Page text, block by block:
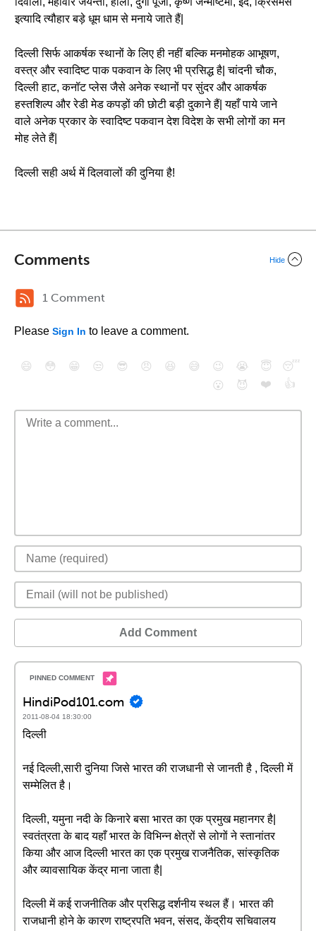
इत्यादि त्यौहार बड़े धूम धाम से मनाये जाते हैं|
दिल्ली सिर्फ आकर्षक स्थानों के लिए ही नहीं बल्कि मनमोहक आभूषण,
वस्त्र और स्वादिष्ट पाक पकवान के लिए भी प्रसिद्ध है| चांदनी चौक,
दिल्ली हाट, कनॉट प्लेस जैसे अनेक स्थानों पर सुंदर और आकर्षक
हस्तशिल्प और रेडी मेड कपड़ों की छोटी बड़ी दुकाने हैं| यहाँ पाये जाने
वाले अनेक प्रकार के स्वादिष्ट पकवान देश विदेश के सभी लोगों का मन
मोह लेते हैं|
दिल्ली सही अर्थ में दिलवालों की दुनिया है!
Comments Hide
1 Comment
Please Sign In to leave a comment.
😄 😳 😁 😒 😎 😠 😆 😅 😉 😭 😇
😴
😮
😈 ❤️ 👍
Add Comment
HindiPod101.com
2011-08-04 18:30:00
दिल्ली
नई दिल्ली,सारी दुनिया जिसे भारत की राजधानी से जानती है , दिल्ली में
सम्मेलित है।
दिल्ली, यमुना नदी के किनारे बसा भारत का एक प्रमुख महानगर है|
स्वतंत्रता के बाद यहाँ भारत के विभिन्न क्षेत्रों से लोगों ने स्तानांतर
किया और आज दिल्ली भारत का एक प्रमुख राजनैतिक, सांस्कृतिक
और व्यावसायिक केंद्र माना जाता है|
दिल्ली में कई राजनीतिक और प्रसिद्ध दर्शनीय स्थल हैं। भारत की
राजधानी होने के कारण राष्ट्रपति भवन, संसद, केंद्रीय सचिवालय